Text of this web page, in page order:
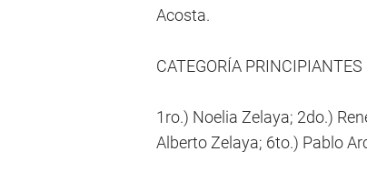
Acosta.
CATEGORÍA PRINCIPIANTES
1ro.) Noelia Zelaya; 2do.)
Alberto Zelaya; 6to.) Pablo